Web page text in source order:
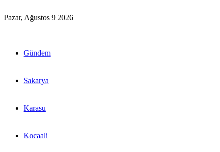
Pazar, Ağustos 9 2026
Gündem
Sakarya
Karasu
Kocaali